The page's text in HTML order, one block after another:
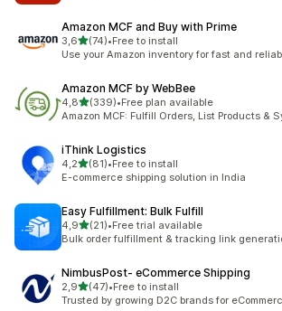
Amazon MCF and Buy with Prime
3,6z 5 hvězd
(74)
Celkový počet recenzí: 74
•Free to install
Use your Amazon inventory for fast and
Amazon MCF by WebBee
4,8z 5 hvězd
(339)
Celkový počet recenzí: 339
•Free plan available
Amazon MCF: Fulfill Orders, List Products &
iThink Logistics
4,2z 5 hvězd
(81)
Celkový počet recenzí: 81
•Free to install
E-commerce shipping solution in India
Easy Fulfillment: Bulk Fulfill
4,9z 5 hvězd
(21)
Celkový počet recenzí: 21
•Free trial available
Bulk order fulfillment & tracking link
NimbusPost‑ eCommerce Shipping
2,9z 5 hvězd
(47)
Celkový počet recenzí: 47
•Free to install
Trusted by growing D2C brands for